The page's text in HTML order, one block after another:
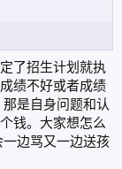
了招生计划就执
绩不好或者成绩
是自身问题和认
钱。大家想怎么
边骂又一边送孩